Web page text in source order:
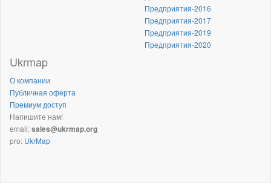
Предприятия-2016
Предприятия-2017
Предприятия-2019
Предприятия-2020
Ukrmap
О компании
Публичная оферта
Премиум доступ
Напишите нам!
email:sales@ukrmap.org
pro: UkrMap